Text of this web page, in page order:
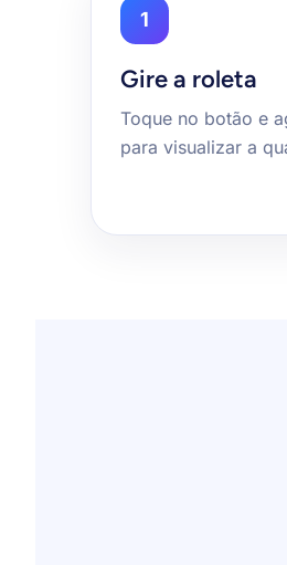
1
Gire a roleta
Toque no botão e
para visualizar a